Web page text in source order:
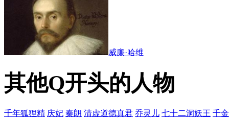
威廉·哈维
其他Q开头的人物
千年狐狸精 庆妃 秦朗 清虚道德真君 乔灵儿 七十二洞妖王 千